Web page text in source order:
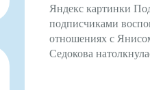
Яндекс картинки
подписчиками
отношениях с
Седокова